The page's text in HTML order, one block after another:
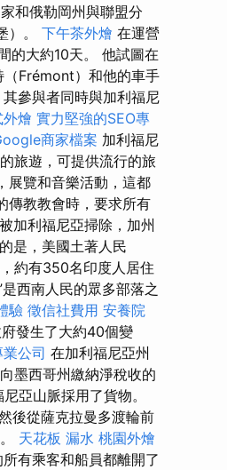
和俄勒岡州與聯盟分
）。 下午茶外燴 在運營
的大約10天。 他試圖在
（Frémont）和他的車手
參與者同時與加利福尼
燴 實力堅強的SEO專
商家檔案 加利福尼
旅遊，可提供流行的旅
展覽和音樂活動，這都
傳教教會時，要求所有
加利福尼亞掃除，加州
是，美國土著人民
約有350名印度人居住
西南人民的眾多部落之
驗 徵信社費用 安養院
發生了大約40個變
公司 在加利福尼亞州
墨西哥州繳納淨稅收的
亞山脈採用了貨物。
後從薩克拉曼多渡輪前
天花板 漏水 桃園外燴
有乘客和船員都離開了